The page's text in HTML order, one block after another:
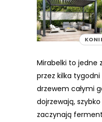
Mirabelki to jedne
przez kilka
drzewem całymi
dojrzewają,
zaczynają